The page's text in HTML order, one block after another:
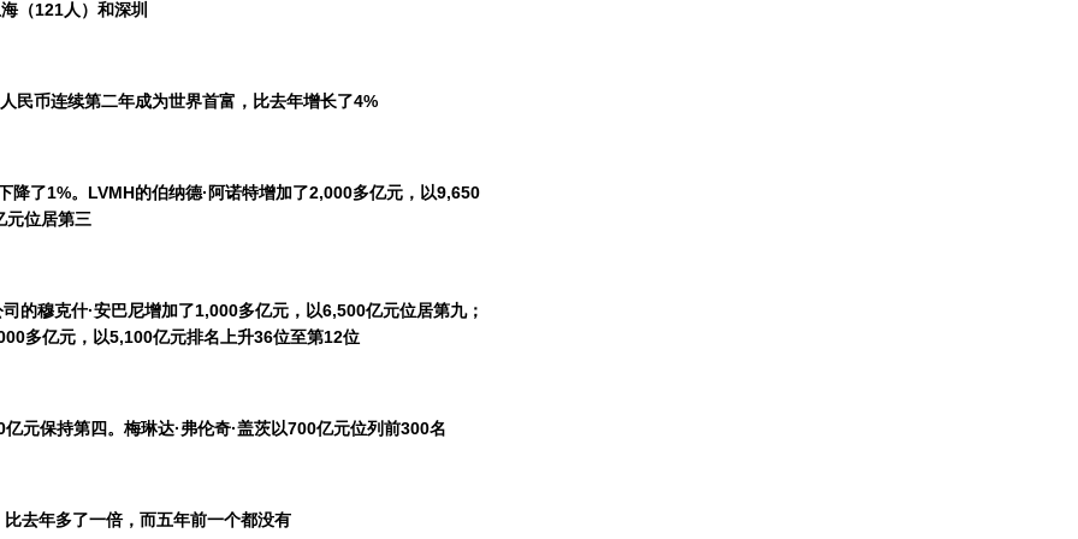
（121人）和深圳
民币连续第二年成为世界首富，比去年增长了4%
降了1%。 LVMH的伯纳德· 阿诺特增加了2,000多亿元，以9,650
元位居第三
的穆克什·安巴尼增加了1,000多亿元，以6,500亿元位居第九；
多亿元，以5,100亿元排名上升36位至第12位
亿元保持第四。 梅琳达·弗伦奇·盖茨以700亿元位列前300名
比去年多了一倍，而五年前一个都没有